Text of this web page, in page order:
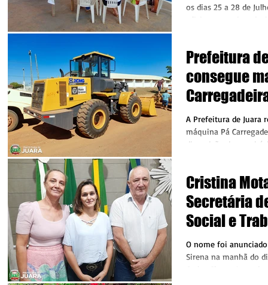
os dias 25 a 28 de
oficinas gratuitas de
Prefeitura
consegue
Governo do
A Prefeitura de Juara
máquina Pá
disposição do
Cristina
Secretária
Social e
Juara
O nome foi
Sirena na manhã do
Carlos Sirena